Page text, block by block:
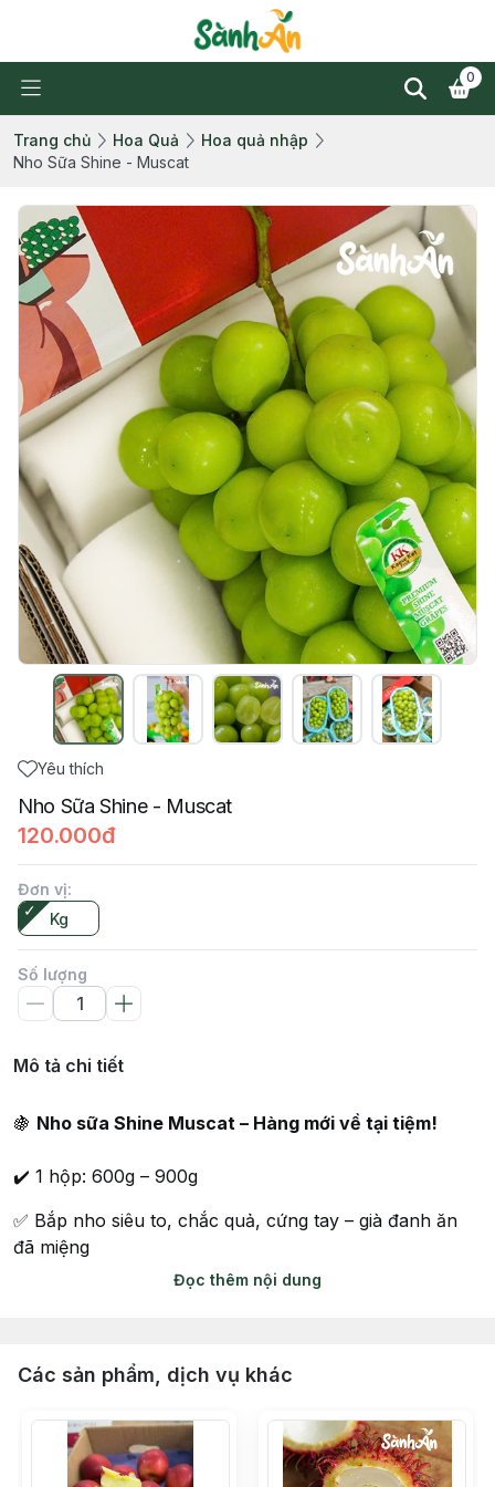
0
Trang chủ Hoa Quả
Hoa quả nhập
Nho Sữa Shine - Muscat
Yêu thích
Nho Sữa Shine - Muscat
120.000đ
Đơn vị:
Kg
Số lượng
Mô tả chi tiết
🍇 Nho sữa Shine Muscat – Hàng mới về tại tiệm!
✔️ 1 hộp: 600g – 900g
✅ Bắp nho siêu to, chắc quả, cứng tay – già đanh ăn
đã miệng
✨ Mã nho đẹp long lanh, trái nét căng – nhìn là muốn
👉 Cách sử dụng:
Đọc thêm nội dung
Các sản phẩm, dịch vụ khác